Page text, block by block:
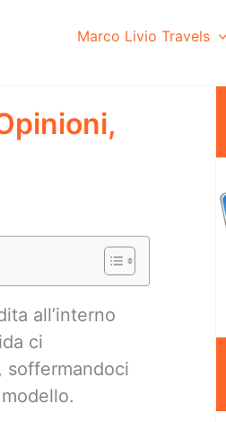
Marco Livio Travels
all’interno
ci
soffermandoci